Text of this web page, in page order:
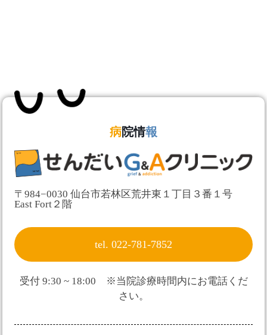
病院情報
〒984−0030 仙台市若林区荒井東１丁目３番１号
East Fort２階
tel. 022-781-7852
受付 9:30 ~ 18:00 ※当院診療時間内にお電話くだ
さい。